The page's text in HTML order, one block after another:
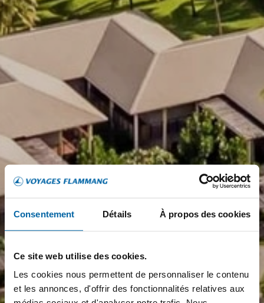
Consentement Détails À propos des cookies
Ce site web utilise des cookies.
Les cookies nous permettent de personnaliser le contenu
et les annonces, d'offrir des fonctionnalités relatives aux